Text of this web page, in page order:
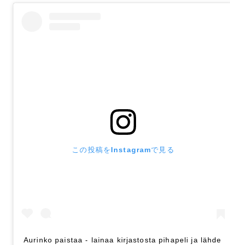
この投稿をInstagramで見る
Aurinko paistaa - lainaa kirjastosta pihapeli ja lähde